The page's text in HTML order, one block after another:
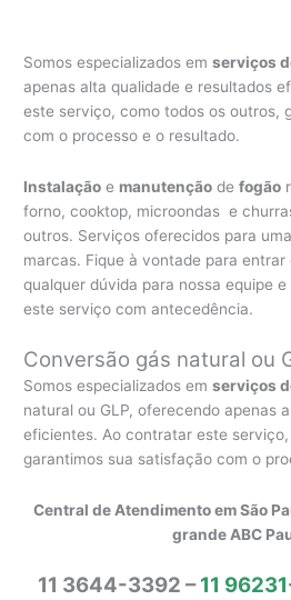
Somos especializados emserviços
apenas alta qualidade e resultados
este serviço, como todos os outros,
com o processo e o resultado.
Instalação e manutenção defogão
forno, cooktop, microondas e
outros. Serviços oferecidos para
marcas. Fique à vontade para
qualquer dúvida para nossa equipe
este serviço com antecedência.
Conversão gás natural ou
Somos especializados emserviços
natural ou GLP, oferecendo apenas
eficientes. Ao contratar este
garantimos sua satisfação com o
Central de Atendimento em São
grande ABC
11 3644-3392 –11